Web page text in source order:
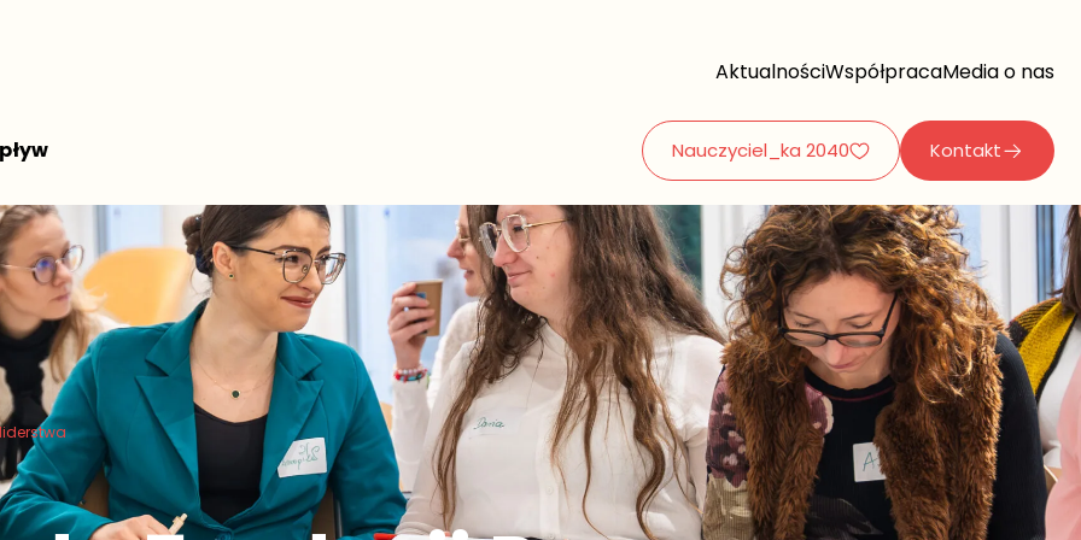
AktualnościWspółpracaMedia o nas
Nauczyciel_ka 2040 Kontakt